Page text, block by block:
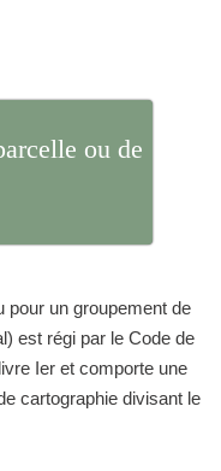
ou de
pour un groupement de
est régi par le Code de
Ier et comporte une
cartographie divisant le